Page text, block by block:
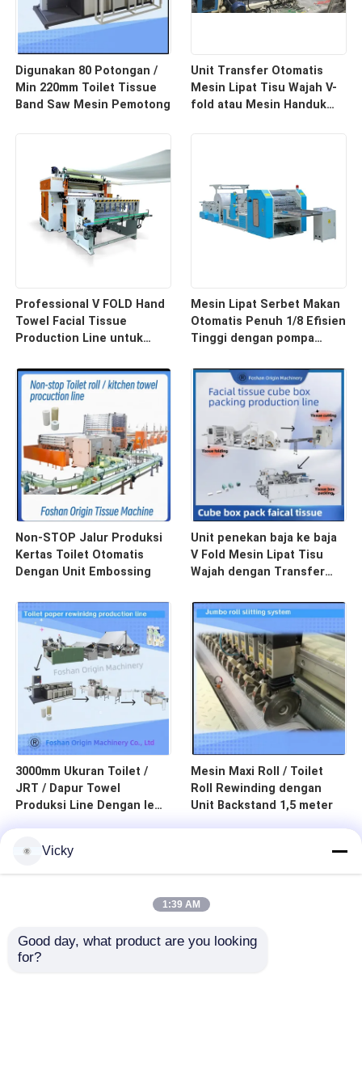
Digunakan 80 Potongan /
Min 220mm Toilet Tissue
Band Saw Mesin Pemotong
Unit Transfer Otomatis
Mesin Lipat Tisu Wajah V-
fold atau Mesin Handuk
Professional V FOLD Hand
Towel Facial Tissue
Production Line untuk
unit transfer otomatis
Mesin Lipat Serbet Makan
Otomatis Penuh 1/8 Efisien
Tinggi dengan pompa
Non-STOP Jalur Produksi
Kertas Toilet Otomatis
Dengan Unit Embossing
Unit penekan baja ke baja
V Fold Mesin Lipat Tisu
Wajah dengan Transfer
3000mm Ukuran Toilet /
JRT / Dapur Towel
Produksi Line Dengan lem
Mesin Maxi Roll / Toilet
Roll Rewinding dengan
Unit Backstand 1,5 meter
Vicky
1:39 AM
Good day, what product are you looking
for?